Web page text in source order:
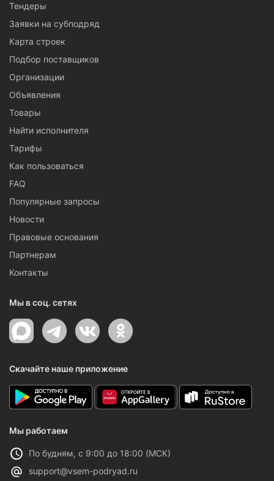
Тендеры
Заявки на субподряд
Карта строек
Подбор поставщиков
Организации
Объявления
Товары
Найти исполнителя
Тарифы
Как пользоваться
FAQ
Популярные запросы
Новости
Правовые основания
Партнерам
Контакты
Мы в соц. сетях
Скачайте наше приложение
Мы работаем
По будням, с 9:00 до 18:00 (МСК)
support@vsem-podryad.ru